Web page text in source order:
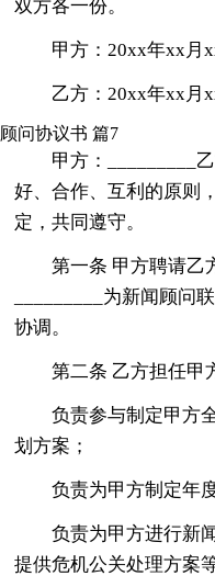
双方各一份。
甲方：20xx年xx月
乙方：20xx年xx月
顾问协议书 篇7
甲方：_________
好、合作、互利的原则
定，共同遵守。
第一条 甲方聘请乙
_________为新闻顾问
协调。
第二条 乙方担任甲
负责参与制定甲方
划方案；
负责为甲方制定年
负责为甲方进行新
提供危机公关处理方案